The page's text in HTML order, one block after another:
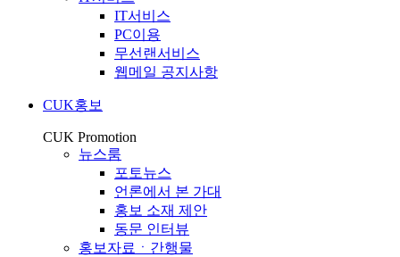
IT서비스
PC이용
무선랜서비스
웹메일 공지사항
CUK홍보
CUK Promotion
뉴스룸
포토뉴스
언론에서 본 가대
홍보 소재 제안
동문 인터뷰
홍보자료ㆍ간행물